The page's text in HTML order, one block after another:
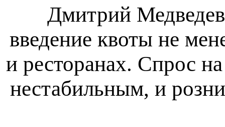
Дмитрий
введение квоты не
и ресторанах. Спрос
нестабильным, и